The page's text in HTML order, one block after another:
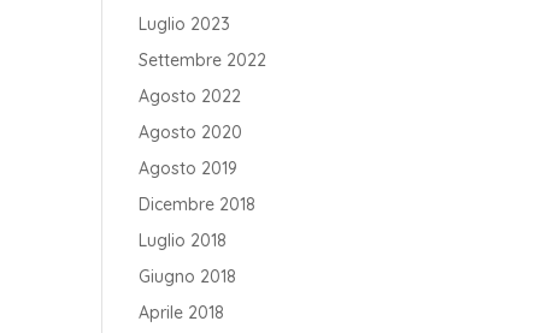
Luglio 2023
Settembre 2022
Agosto 2022
Agosto 2020
Agosto 2019
Dicembre 2018
Luglio 2018
Giugno 2018
Aprile 2018